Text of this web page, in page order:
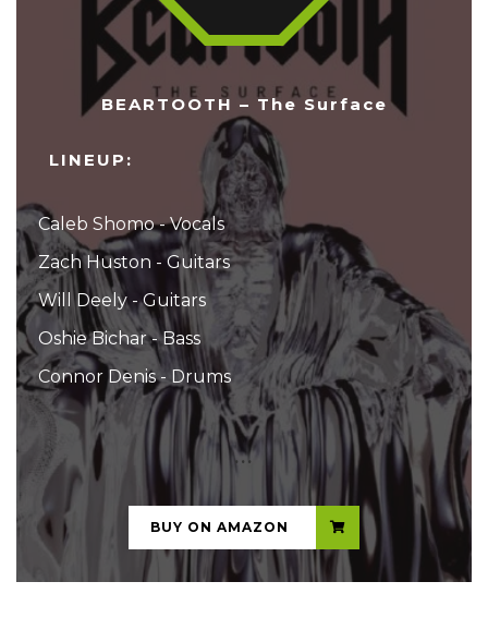
BEARTOOTH – The Surface
LINEUP:
Caleb Shomo - Vocals
Zach Huston - Guitars
Will Deely - Guitars
Oshie Bichar - Bass
Connor Denis - Drums
...
BUY ON AMAZON